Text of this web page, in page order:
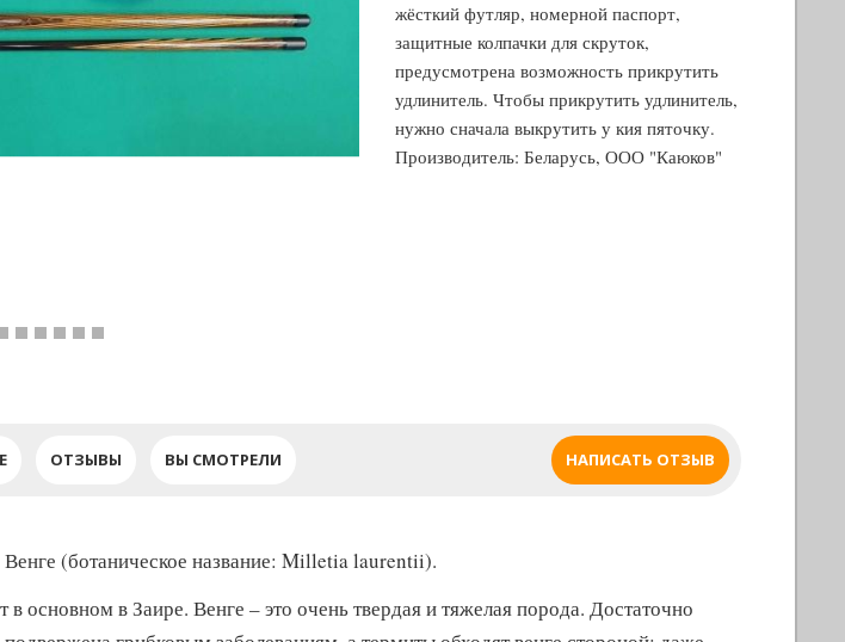
жёсткий футляр, номерной паспорт,
защитные колпачки для скруток,
предусмотрена возможность прикрутить
удлинитель. Чтобы прикрутить удлинитель,
нужно сначала выкрутить у кия пяточку.
Производитель: Беларусь, ООО "Каюков"
ОТЗЫВЫ НАПИСАТЬ ОТЗЫВ
ВЫ СМОТРЕЛИ
Венге (ботаническое название: Milletia laurentii).
основном в Заире. Венге – это очень твердая и тяжелая порода. Достаточно